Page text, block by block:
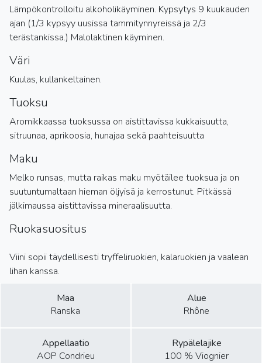
Lämpökontrolloitu alkoholikäyminen. Kypsytys 9 kuukauden
ajan (1/3 kypsyy uusissa tammitynnyreissä ja 2/3
terästankissa.) Malolaktinen käyminen.
Väri
Kuulas, kullankeltainen.
Tuoksu
Aromikkaassa tuoksussa on aistittavissa kukkaisuutta,
sitruunaa, aprikoosia, hunajaa sekä paahteisuutta
Maku
Melko runsas, mutta raikas maku myötäilee tuoksua ja on
suutuntumaltaan hieman öljyisä ja kerrostunut. Pitkässä
jälkimaussa aistittavissa mineraalisuutta.
Ruokasuositus
Viini sopii täydellisesti tryffeliruokien, kalaruokien ja vaalean
lihan kanssa.
Maa
Ranska
Alue
Rhône
Appellaatio
AOP Condrieu
Rypälelajike
100 % Viognier